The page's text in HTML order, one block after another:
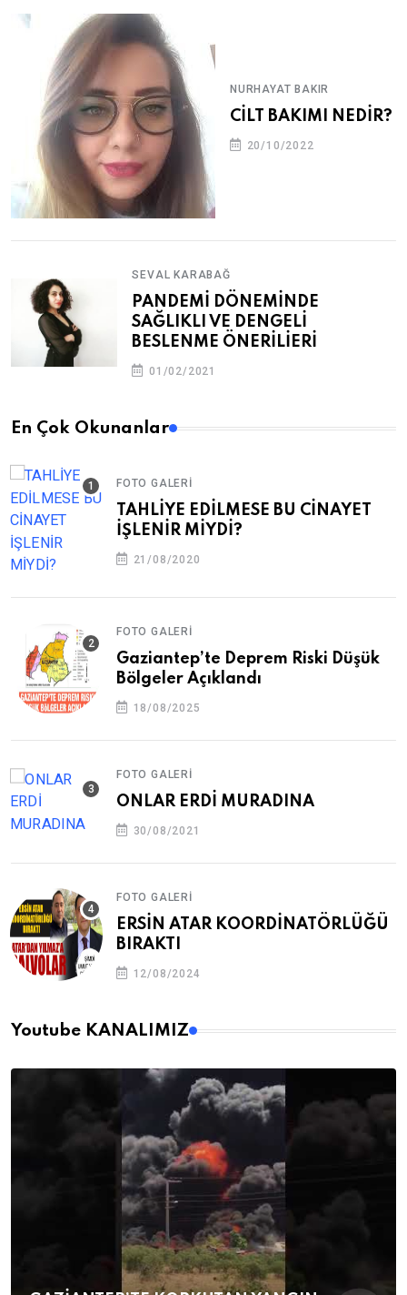
NURHAYAT BAKIR
CİLT BAKIMI NEDİR?
20/10/2022
SEVAL KARABAĞ
PANDEMİ DÖNEMİNDE
SAĞLIKLI VE DENGELİ
BESLENME ÖNERİLİERİ
01/02/2021
En Çok Okunanlar
FOTO GALERI
TAHLİYE EDİLMESE BU CİNAYET
İŞLENİR MİYDİ?
21/08/2020
FOTO GALERI
Gaziantep’te Deprem Riski Düşük
Bölgeler Açıklandı
18/08/2025
FOTO GALERI
ONLAR ERDİ MURADINA
30/08/2021
FOTO GALERI
ERSİN ATAR KOORDİNATÖRLÜĞÜ
BIRAKTI
12/08/2024
Youtube KANALIMIZ